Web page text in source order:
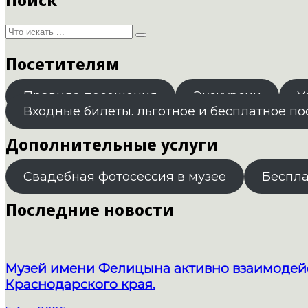
Посетителям
Правила посещения Экскурсии
Входные билеты. льготное и бесплатное
Дополнительные услуги
Свадебная фотосессия в музее
Последние новости
Музей имени Фелицына активно
Краснодарского края.